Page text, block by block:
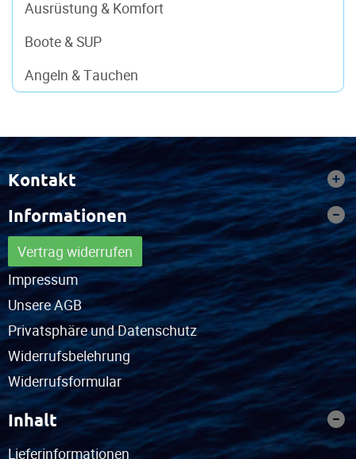
Ausrüstung & Komfort
Boote & SUP
Angeln & Tauchen
Kontakt
Informationen
Vertrag widerrufen
Impressum
Unsere AGB
Privatsphäre und Datenschutz
Widerrufsbelehrung
Widerrufsformular
Inhalt
Lieferinformationen